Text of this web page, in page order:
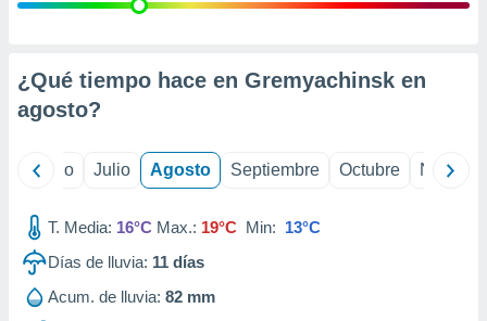
e
mediante
publicidad
de
¿Qué tiempo hace en Gremyachinsk en
agosto?
Junio Julio Agosto Septiembre Octubre
T. Media: 16°C Max.: 19°C Min: 13°C
Días de lluvia: 11 días
Acum. de lluvia: 82 mm